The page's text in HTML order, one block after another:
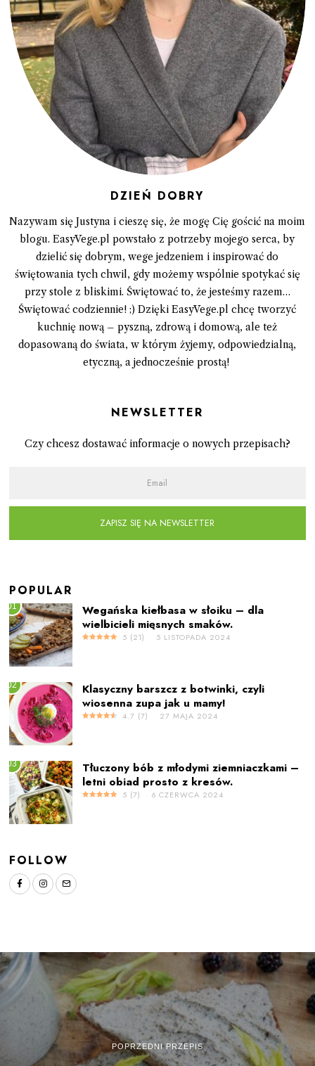
DZIEŃ DOBRY
Nazywam się Justyna i cieszę się, że mogę Cię gościć na moim
blogu. EasyVege.pl powstało z potrzeby mojego serca, by
dzielić się dobrym, wege jedzeniem i inspirować do
świętowania tych chwil, gdy możemy wspólnie spotykać się
przy stole z bliskimi. Świętować to, że jesteśmy razem…
Świętować codziennie! ;) Dzięki EasyVege.pl chcę tworzyć
kuchnię nową – pyszną, zdrową i domową, ale też
dopasowaną do świata, w którym żyjemy, odpowiedzialną,
etyczną, a jednocześnie prostą!
Newsletter
Czy chcesz dostawać informacje o nowych przepisach?
ZAPISZ SIĘ NA NEWSLETTER
POPULAR
01
Wegańska kiełbasa w słoiku – dla
wielbicieli mięsnych smaków.
5 (21) 5 LISTOPADA 2024
02
Klasyczny barszcz z botwinki, czyli
wiosenna zupa jak u mamy!
4.7 (7) 27 MAJA 2024
03
Tłuczony bób z młodymi ziemniaczkami –
letni obiad prosto z kresów.
5 (7) 6 CZERWCA 2024
FOLLOW
POPRZEDNI PRZEPIS